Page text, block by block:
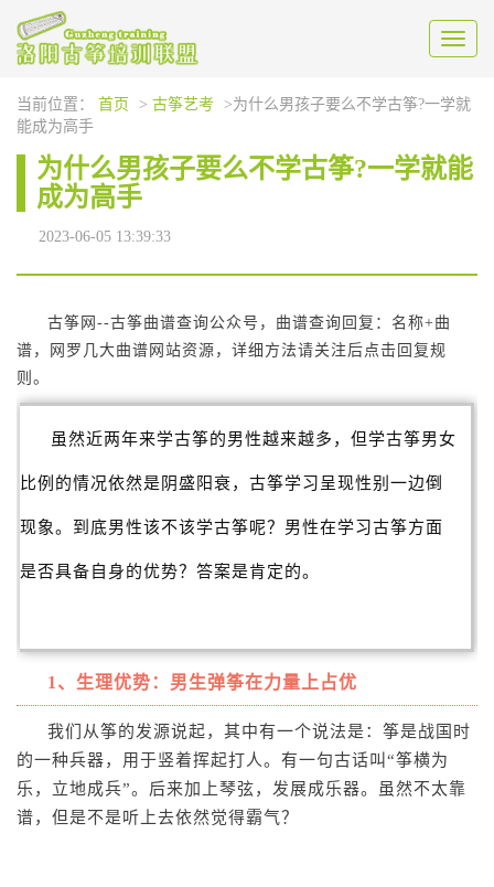
Toggle
当前位置： 首页 > 古筝艺考
>为什么男孩子要么不学古筝?一学就
能成为高手
为什么男孩子要么不学古筝?一学就能
成为高手
2023-06-05 13:39:33
古筝网--古筝曲谱查询公众号，曲谱查询回复： 名称+曲
谱，网罗几大曲谱网站资源，详细方法请关注后点击回复规
则。
虽然近两年来学古筝的男性越来越多，但学古筝男女
比例的情况依然是阴盛阳衰，古筝学习呈现性别一边倒
现象。到底男性该不该学古筝呢？男性在学习古筝方面
是否具备自身的优势？答案是肯定的。
1、生理优势：男生弹筝在力量上占优
我们从筝的发源说起，其中有一个说法是：筝是战国时
的一种兵器，用于竖着挥起打人。有一句古话叫“筝横为
乐，立地成兵”。后来加上琴弦，发展成乐器。虽然不太靠
谱，但是不是听上去依然觉得霸气？